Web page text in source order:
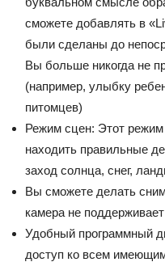
сможете добавлять в
были сделаны до
Вы больше никогда не
(например, улыбку
питомцев)
Режим сцен: Этот
находить правильные
заход солнца, снег,
Вы сможете делать
камера не
Удобный программный
доступ ко всем